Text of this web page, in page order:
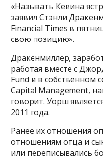
«Называть Кевина
заявил Стэнли
Financial Times в
свою позицию».
Дракенмиллер,
работая вместе с
Fund и в собственном
Capital Management,
говорит. Уорш
2011 года.
Ранее их отношения
отношениям отца и
или переписывались